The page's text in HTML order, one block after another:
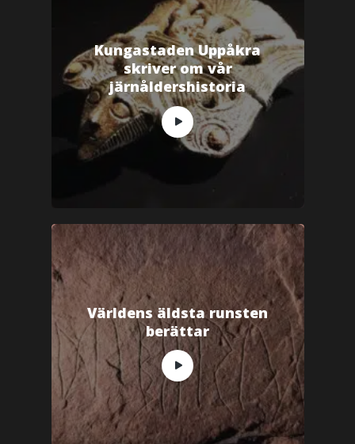
Kungastaden Uppåkra
skriver om vår
järnåldershistoria
Världens äldsta runsten
berättar